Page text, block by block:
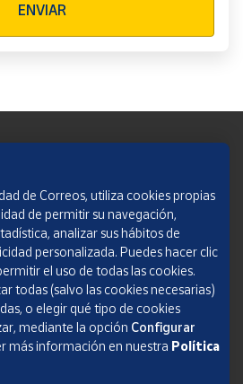
ENVIAR
TELÉGRAFOS, S.A., S.M.E. Todos los derechos
de Correos, utiliza cookies propias
de permitir su navegación,
analizar sus hábitos de
personalizada. Puedes hacer clic
el uso de todas las cookies.
todas (salvo las cookies necesarias)
o elegir qué tipo de cookies
mediante la opción Configurar
más información en nuestra Política